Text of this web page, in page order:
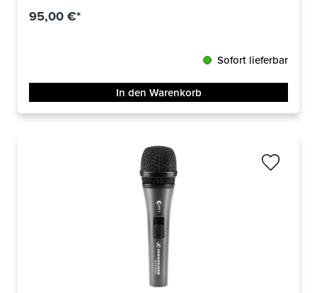
95,00 €*
Sofort lieferbar
In den Warenkorb